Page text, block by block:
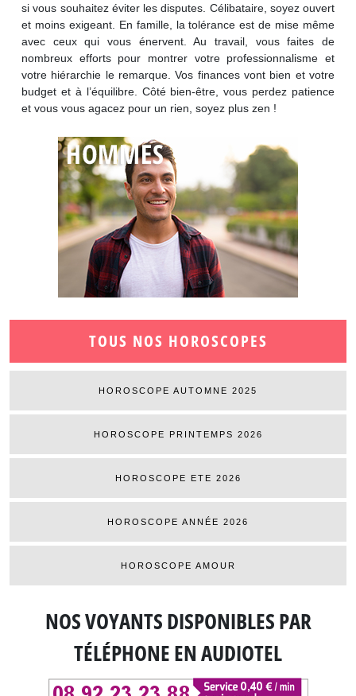
TOUS NOS HOROSCOPES
HOROSCOPE AUTOMNE 2025
HOROSCOPE PRINTEMPS 2026
HOROSCOPE ETE 2026
HOROSCOPE ANNÉE 2026
HOROSCOPE AMOUR
si vous souhaitez éviter les disputes. Célibataire, soyez ouvert
et moins exigeant. En famille, la tolérance est de mise même
avec ceux qui vous énervent. Au travail, vous faites de
nombreux efforts pour montrer votre professionnalisme et
votre hiérarchie le remarque. Vos finances vont bien et votre
budget et à l’équilibre. Côté bien-être, vous perdez patience
et vous vous agacez pour un rien, soyez plus zen !
NOS VOYANTS DISPONIBLESPAR
TÉLÉPHONE EN AUDIOTEL